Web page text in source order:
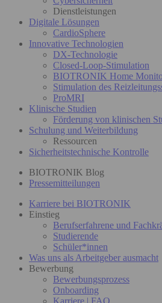
Dienstleistungen
Digitale Lösungen
CardioSphere
Innovative Technologien
DX-Technologie
Closed-Loop-Stimulation
BIOTRONIK Home
Stimulation des
ProMRI
Klinische Studien
Förderung von klinischen
Schulung und Weiterbildung
Ressourcen
Sicherheitstechnische Kontrolle
BIOTRONIK Blog
Pressemitteilungen
Karriere bei BIOTRONIK
Einstieg
Berufserfahrene und
Studierende
Schüler*innen
Was uns als Arbeitgeber ausmacht
Bewerbung
Bewerbungsprozess
Onboarding
Karriere | FAQ